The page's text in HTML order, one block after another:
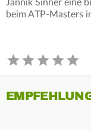
Jannik Sinner eine
beim ATP-Masters